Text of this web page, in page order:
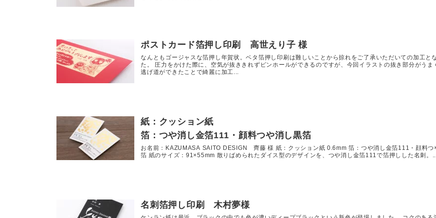
ポストカード箔押し印刷 高世えり子 様
なんともゴージャスな箔押し年賀状。ベタ箔押し印刷は難しいことから掠れをご了承いただいての加工と
た。 圧力をかけた際に、空気が抜ききれずピンホールができるのですが、今回イラストの抜き部分がうま
逃げ道ができたことで綺麗に加工...
紙：クッション紙
箔：つや消し金箔111・顔料つや消し黒箔
お名前：KAZUMASA SAITO DESIGN 齊藤 様 紙：クッション紙 0.6mm 箔：つや消し金箔111・顔料つ
箔 紙のサイズ：91×55mm 散りばめられたダイス型のデザインを、つや消し金箔111で箔押しした名刺。
名刺箔押し印刷 木村夢様